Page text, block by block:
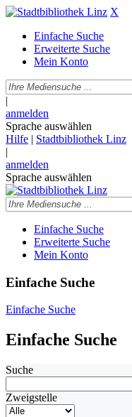
X
Einfache Suche
Erweiterte Suche
Mein Konto
|
anmelden
Sprache auswählen
Hilfe | Stadtbibliothek Linz
|
anmelden
Sprache auswählen
Einfache Suche
Erweiterte Suche
Mein Konto
Einfache Suche
Einfache Suche
Einfache Suche
Suche
Zweigstelle